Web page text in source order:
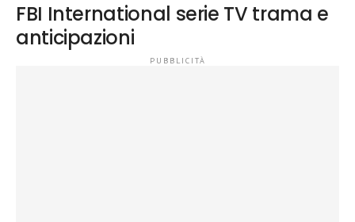
FBI International serie TV trama e
anticipazioni